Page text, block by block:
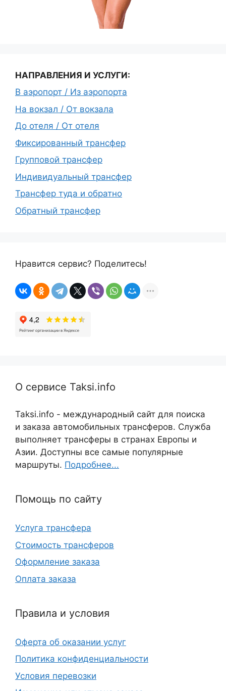
НАПРАВЛЕНИЯ И УСЛУГИ:
В аэропорт / Из аэропорта
На вокзал / От вокзала
До отеля / От отеля
Фиксированный трансфер
Групповой трансфер
Индивидуальный трансфер
Трансфер туда и обратно
Обратный трансфер
Нравится сервис? Поделитесь!
О сервисе Taksi.info
Taksi.info - международный сайт для поиска
и заказа автомобильных трансферов. Служба
выполняет трансферы в странах Европы и
Азии. Доступны все самые популярные
маршруты. Подробнее...
Помощь по сайту
Услуга трансфера
Стоимость трансферов
Оформление заказа
Оплата заказа
Правила и условия
Оферта об оказании услуг
Политика конфиденциальности
Условия перевозки